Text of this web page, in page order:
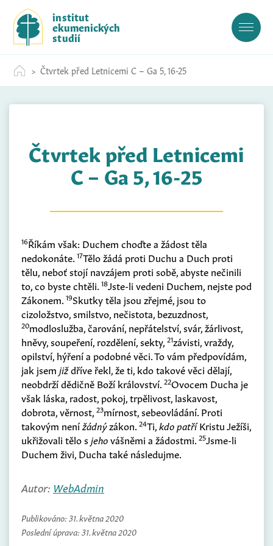
c
institut
ekumenických
studií
Čtvrtek před Letnicemi C – Ga 5, 16-25
Čtvrtek před Letnicemi
C – Ga 5, 16-25
16Říkám však: Duchem choďte a žádost těla
nedokonáte. 17Tělo žádá proti Duchu a Duch proti
tělu, neboť stojí navzájem proti sobě, abyste nečinili
to, co byste chtěli. 18Jste-li vedeni Duchem, nejste pod
Zákonem. 19Skutky těla jsou zřejmé, jsou to
cizoložstvo, smilstvo, nečistota, bezuzdnost,
20modloslužba, čarování, nepřátelství, svár, žárlivost,
hněvy, soupeření, rozdělení, sekty, 21závisti, vraždy,
opilství, hýření a podobné věci. To vám předpovídám,
jak jsem jiždříve řekl, že ti, kdo takové věci dělají,
neobdrží dědičně Boží království. 22Ovocem Ducha je
však láska, radost, pokoj, trpělivost, laskavost,
dobrota, věrnost, 23mírnost, sebeovládání. Proti
takovým nenížádnýzákon. 24Ti,kdo patříKristu Ježíši,
ukřižovali tělo sjehovášněmi a žádostmi. 25Jsme-li
Duchem živi, Ducha také následujme.
Autor: WebAdmin
Publikováno: 31. května 2020
Poslední úprava: 31. května 2020